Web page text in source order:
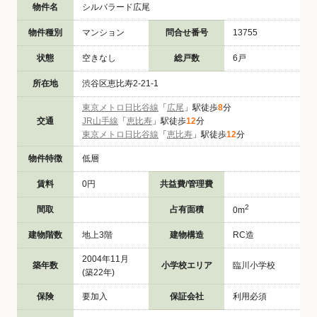
物件名 シルバラード広尾
物件種別 マンション 問合せ番号 13755
状態 空きなし 総戸数 6戸
所在地 渋谷区恵比寿2-21-1
交通
東京メトロ日比谷線 「 広尾 」駅徒歩8分
JR山手線 「 恵比寿 」駅徒歩12分
東京メトロ日比谷線 「 恵比寿 」駅徒歩12分
物件特徴 低層
賃料 0円 共益費/管理費
間取 占有面積 0m2
建物階数 地上3階 建物構造 RC造
築年数
2004年11月
(築22年)
小学校エリア 臨川小学校
保険 要加入 保証会社 利用必須